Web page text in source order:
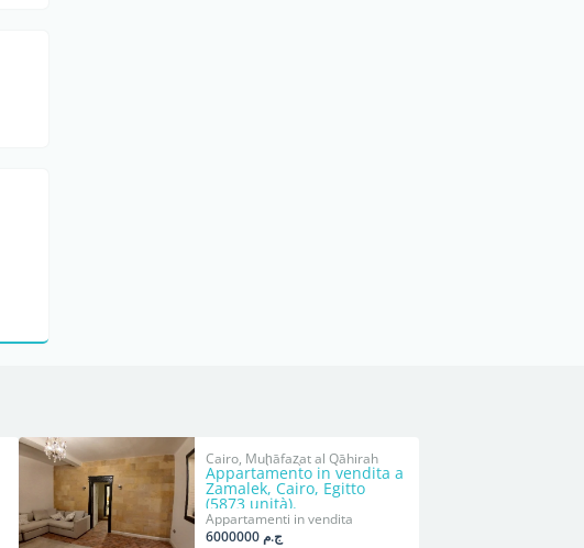
Cairo, Muḩāfaz̧at al Qāhirah
Appartamento in vendita a
Zamalek, Cairo, Egitto
(5873 unità).
Appartamenti in vendita
ج.م 6000000